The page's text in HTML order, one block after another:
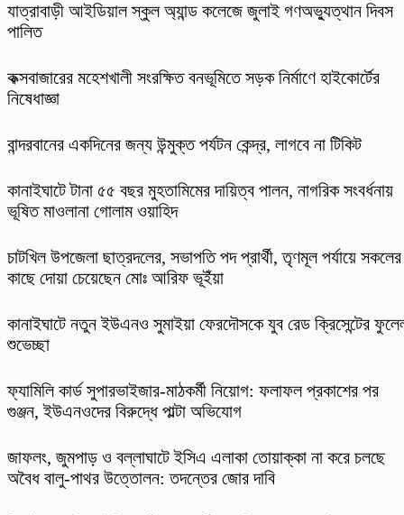
যাত্রাবাড়ী আইডিয়াল স্কুল অ্যান্ড কলেজে জুলাই গণঅভ্যুত্থান দিবস
পালিত
কক্সবাজারের মহেশখালী সংরক্ষিত বনভূমিতে সড়ক নির্মাণে হাইকোর্টের
নিষেধাজ্ঞা
বান্দরবানের একদিনের জন্য উন্মুক্ত পর্যটন কেন্দ্র, লাগবে না টিকিট
কানাইঘাটে টানা ৫৫ বছর মুহতামিমের দায়িত্ব পালন, নাগরিক সংবর্ধনায়
ভূষিত মাওলানা গোলাম ওয়াহিদ
চাটখিল উপজেলা ছাত্রদলের, সভাপতি পদ প্রার্থী, তৃণমূল পর্যায়ে সকলের
কাছে দোয়া চেয়েছেন মোঃ আরিফ ভূইঁয়া
কানাইঘাটে নতুন ইউএনও সুমাইয়া ফেরদৌসকে যুব রেড ক্রিসেন্টের
শুভেচ্ছা
ফ্যামিলি কার্ড সুপারভাইজার-মাঠকর্মী নিয়োগ: ফলাফল প্রকাশের পর
গুঞ্জন, ইউএনওদের বিরুদ্ধে পাল্টা অভিযোগ
​জাফলং, জুমপাড় ও বল্লাঘাটে ইসিএ এলাকা তোয়াক্কা না করে চলছে
অবৈধ বালু-পাথর উত্তোলন: তদন্তের জোর দাবি